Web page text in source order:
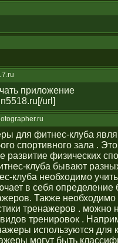
приложение
url]
для фитнес-клуба
спортивного зала .
развитие физических
клуба бывают
клуба необходимо
в себя определение
Также необходимо
тренажеров . можно
тренировок .
используются для
могут быть